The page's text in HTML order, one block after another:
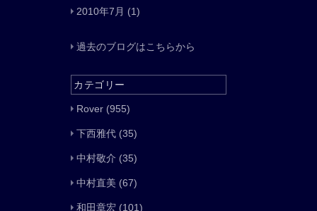
2010年7月 (1)
過去のブログはこちらから
カテゴリー
Rover (955)
下西雅代 (35)
中村敬介 (35)
中村直美 (67)
和田章宏 (101)